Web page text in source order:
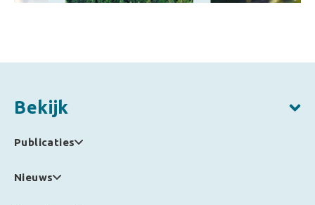
Bekijk
Publicaties
Nieuws